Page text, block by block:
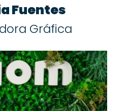
Fuentes
Gráfica